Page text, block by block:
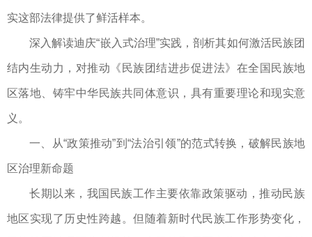
实这部法律提供了鲜活样本。
深入解读迪庆“嵌入式治理”实践，剖析其如何激活民族团
结内生动力，对推动《民族团结进步促进法》在全国民族地
区落地、铸牢中华民族共同体意识，具有重要理论和现实意
义。
一、从“政策推动”到“法治引领”的范式转换，破解民族地
区治理新命题
长期以来，我国民族工作主要依靠政策驱动，推动民族
地区实现了历史性跨越。但随着新时代民族工作形势变化，